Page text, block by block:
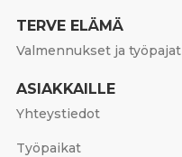
TERVE ELÄMÄ
Valmennukset ja työpajat
ASIAKKAILLE
Yhteystiedot
Työpaikat